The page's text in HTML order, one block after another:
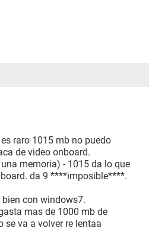
raro 1015 mb no puedo
de video onboard.
memoria) - 1015 da lo que
da 9 ****imposible****.
con windows7.
mas de 1000 mb de
se va a volver re lentaa